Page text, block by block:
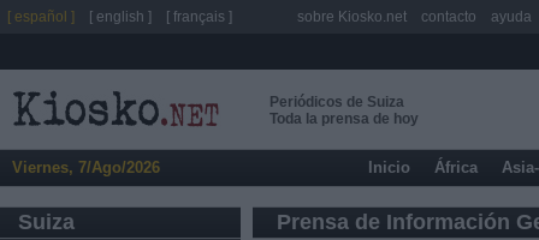
Periódicos de Suiza
Toda la prensa de hoy
Viernes, 7/Ago/2026 Inicio África
Suiza Prensa de Información
[ español ] [ english ] [ français ] sobre Kiosko.net contacto ayuda